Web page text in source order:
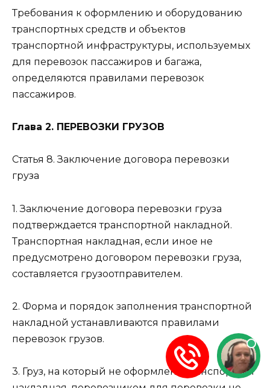
Требования к оформлению и оборудованию
транспортных средств и объектов
транспортной инфраструктуры, используемых
для перевозок пассажиров и багажа,
определяются правилами перевозок
пассажиров.
Глава 2. ПЕРЕВОЗКИ ГРУЗОВ
Статья 8. Заключение договора перевозки
груза
1. Заключение договора перевозки груза
подтверждается транспортной накладной.
Транспортная накладная, если иное не
предусмотрено договором перевозки груза,
составляется грузоотправителем.
2. Форма и порядок заполнения транспортной
накладной устанавливаются правилами
перевозок грузов.
3. Груз, на который не оформлена транспортная